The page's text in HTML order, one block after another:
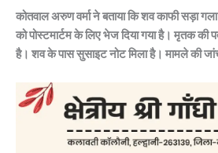
कोतवाल अरुण वर्मा ने बताया कि शव काफी सड़ा
को पोस्टमार्टम के लिए भेज दिया गया है। मृतक की
है। शव के पास सुसाइट नोट मिला है। मामले की